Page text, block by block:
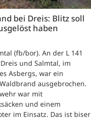
bei Dreis: Blitz soll
haben
(fb/bor). An der L 141
und Salmtal, im
Asbergs, war ein
ausgebrochen.
war mit
und einem
im Einsatz. Das ist biser